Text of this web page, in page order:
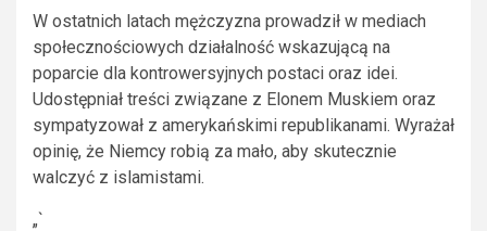
W ostatnich latach mężczyzna prowadził w mediach
społecznościowych działalność wskazującą na
poparcie dla kontrowersyjnych postaci oraz idei.
Udostępniał treści związane z Elonem Muskiem oraz
sympatyzował z amerykańskimi republikanami. Wyrażał
opinię, że Niemcy robią za mało, aby skutecznie
walczyć z islamistami.
„`